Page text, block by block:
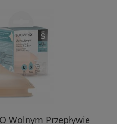
Wolnym Przepływie